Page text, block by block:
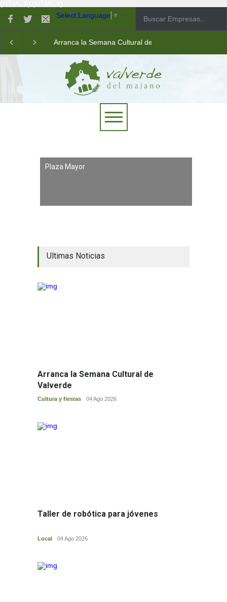
Select Language ▼
Arranca la Semana Cultural de Valverde
Taller de robótica para jóvenes
Las pistas municipales de pádel estrenan un nuevo
Plaza Mayor
Iglesia de la Asunción
Ultimas Noticias
Arranca la Semana Cultural de
Valverde
Cultura y fiestas 04 Ago 2026
Taller de robótica para jóvenes
Local 04 Ago 2026